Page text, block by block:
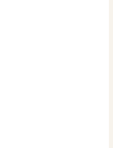
каждые